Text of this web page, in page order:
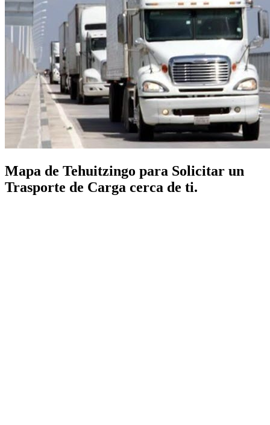
Mapa de Tehuitzingo para Solicitar un
Trasporte de Carga cerca de ti.